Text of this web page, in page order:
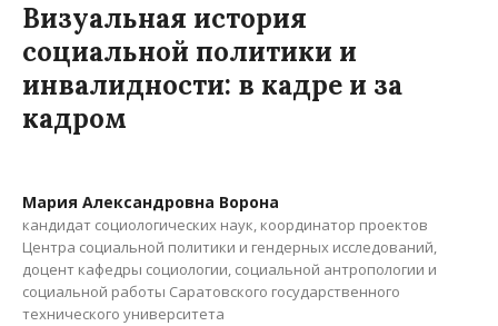
Визуальная история
социальной политики и
инвалидности: в кадре и за
кадром
Мария Александровна Ворона
кандидат социологических наук, координатор проектов
Центра социальной политики и гендерных исследований,
доцент кафедры социологии, социальной антропологии и
социальной работы Саратовского государственного
технического университета